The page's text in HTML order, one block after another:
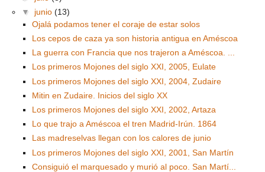
▼ junio (13)
Ojalá podamos tener el coraje de estar solos
Los cepos de caza ya son historia antigua en Améscoa
La guerra con Francia que nos trajeron a Améscoa. ...
Los primeros Mojones del siglo XXI, 2005, Eulate
Los primeros Mojones del siglo XXI, 2004, Zudaire
Mitin en Zudaire. Inicios del siglo XX
Los primeros Mojones del siglo XXI, 2002, Artaza
Lo que trajo a Améscoa el tren Madrid-Irún. 1864
Las madreselvas llegan con los calores de junio
Los primeros Mojones del siglo XXI, 2001, San Martín
Consiguió el marquesado y murió al poco. San Martí...